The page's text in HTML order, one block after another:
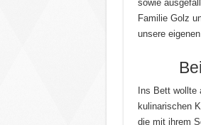
sowie
Familie Golz
unsere
Ins Bett wollte
kulinarischen
die mit ihrem